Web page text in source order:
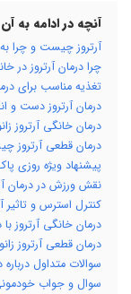
آنچه در ادامه به
آرتروز چیست و چرا
چرا درمان آرتروز در
تغذیه مناسب برای
درمان آرتروز دست و
درمان خانگی آرتروز
درمان قطعی آرتروز
پیشنهاد ویژه روزی
نقش ورزش در درمان
کنترل استرس و تاثیر
درمان خانگی آرتروز
درمان قطعی آرتروز
سوالات متداول درباره
سوال و جواب